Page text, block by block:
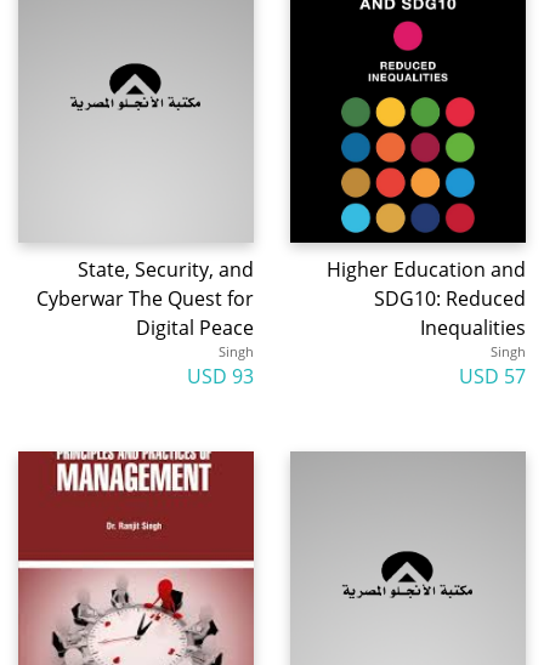
Higher Education and
SDG10: Reduced
Inequalities
Singh
57 USD
State, Security, and
Cyberwar The Quest for
Digital Peace
Singh
93 USD